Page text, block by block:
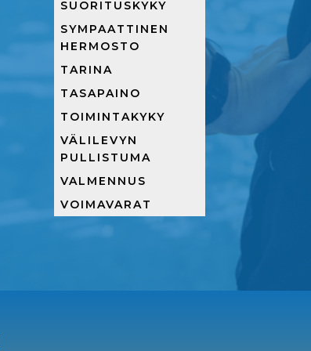
SUORITUSKYKY
SYMPAATTINEN
HERMOSTO
TARINA
TASAPAINO
TOIMINTAKYKY
VÄLILEVYN
PULLISTUMA
VALMENNUS
VOIMAVARAT